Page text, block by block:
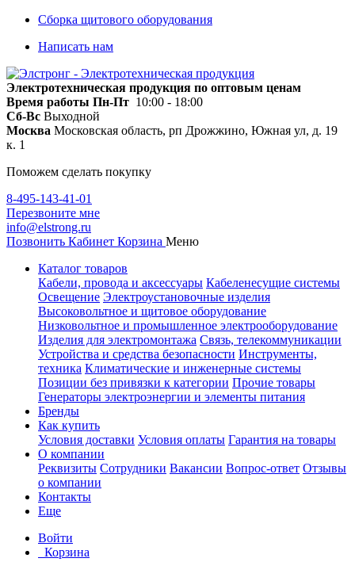
Сборка щитового оборудования
Написать нам
Электротехническая продукция по оптовым ценам
Время работы Пн-Пт 10:00 - 18:00
Сб-Вс Выходной
Москва Московская область, рп Дрожжино, Южная ул, д. 19
к. 1
Поможем сделать покупку
8-495-143-41-01
Перезвоните мне
info@elstrong.ru
Позвонить Кабинет Корзина Меню
Каталог товаров
Кабели, провода и аксессуары Кабеленесущие системы
Освещение Электроустановочные изделия
Высоковольтное и щитовое оборудование
Низковольтное и промышленное электрооборудование
Изделия для электромонтажа Связь, телекоммуникации
Устройства и средства безопасности Инструменты,
техника Климатические и инженерные системы
Позиции без привязки к категории Прочие товары
Генераторы электроэнергии и элементы питания
Бренды
Как купить
Условия доставки Условия оплаты Гарантия на товары
О компании
Реквизиты Сотрудники Вакансии Вопрос-ответ Отзывы
о компании
Контакты
Еще
Войти
Корзина